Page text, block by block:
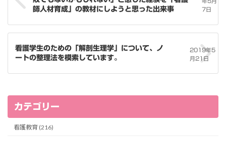
師人材育成」の教材にしようと思った出来事
7日
看護学生のための「解剖生理学」について、ノ
ートの整理法を模索しています。
2019年5
月21日
カテゴリー
看護教育 (216)